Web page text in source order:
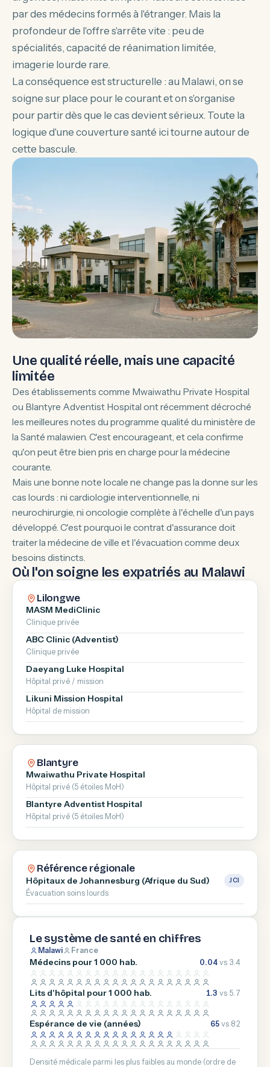
par des médecins formés à l'étranger. Mais la
profondeur de l'offre s'arrête vite : peu de
spécialités, capacité de réanimation limitée,
imagerie lourde rare.
La conséquence est structurelle : au Malawi, on se
soigne sur place pour le courant et on s'organise
pour partir dès que le cas devient sérieux. Toute la
logique d'une couverture santé ici tourne autour de
cette bascule.
Une qualité réelle, mais une capacité
limitée
Des établissements comme Mwaiwathu Private Hospital
ou Blantyre Adventist Hospital ont récemment décroché
les meilleures notes du programme qualité du ministère de
la Santé malawien. C'est encourageant, et cela confirme
qu'on peut être bien pris en charge pour la médecine
courante.
Mais une bonne note locale ne change pas la donne sur les
cas lourds : ni cardiologie interventionnelle, ni
neurochirurgie, ni oncologie complète à l'échelle d'un pays
développé. C'est pourquoi le contrat d'assurance doit
traiter la médecine de ville et l'évacuation comme deux
besoins distincts.
Où l'on soigne les expatriés au Malawi
Lilongwe
MASM MediClinic
Clinique privée
ABC Clinic (Adventist)
Clinique privée
Daeyang Luke Hospital
Hôpital privé / mission
Likuni Mission Hospital
Hôpital de mission
Blantyre
Mwaiwathu Private Hospital
Hôpital privé (5 étoiles MoH)
Blantyre Adventist Hospital
Hôpital privé (5 étoiles MoH)
Référence régionale
Hôpitaux de Johannesburg (Afrique du Sud) JCI
Évacuation soins lourds
Le système de santé en chiffres
Malawi France
Médecins pour 1 000 hab. 0.04vs 3.4
Lits d'hôpital pour 1 000 hab. 1.3 vs 5.7
Espérance de vie (années) 65vs 82
Densité médicale parmi les plus faibles au monde (ordre de